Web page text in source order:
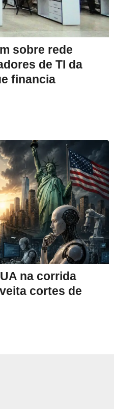
sobre rede
de TI da
financia
na corrida
cortes de